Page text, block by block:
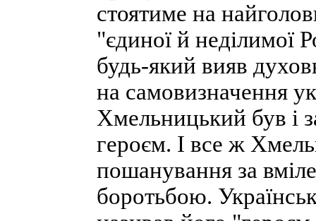
стоятиме на
"єдиної й неділимої
будь-який вияв
на самовизначення
Хмельницький був і
героєм. І все ж
пошанування за
боротьбою.